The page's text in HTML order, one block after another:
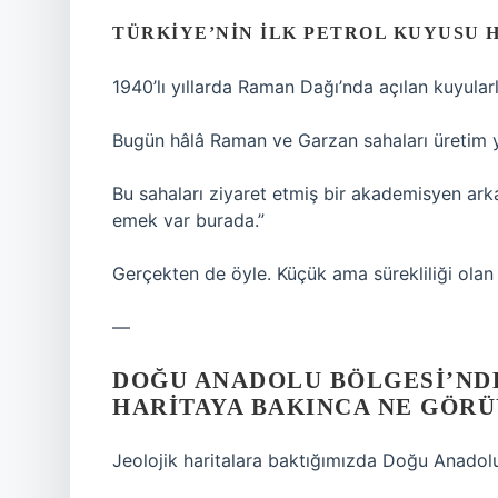
TÜRKIYE’NIN ILK PETROL KUYUSU
1940’lı yıllarda Raman Dağı’nda açılan
Bugün hâlâ Raman ve Garzan sahaları üretim
Bu sahaları ziyaret etmiş bir akademisyen
emek var burada.”
Gerçekten de öyle. Küçük ama sürekliliği
—
DOĞU ANADOLU
HARITAYA BAKINCA NE
Jeolojik haritalara baktığımızda Doğu